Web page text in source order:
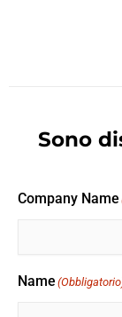
Sono
Company Name
Name